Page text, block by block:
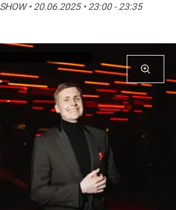
• 20.06.2025 • 23:00 - 23:35